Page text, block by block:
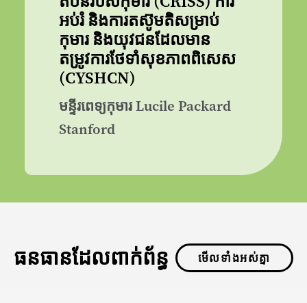
អប់រំ និងការតស៊ូមតិសម្រាប់
កុមារ និងយុវជនដែលមាន
តម្រូវការថែទាំសុខភាពពិសេស
(CYSHCN)
មន្ទីរពេទ្យកុមារ Lucile Packard
Stanford
ធនធានដែលពាក់ព័ន្ធ មើលទាំងអស់គ្នា